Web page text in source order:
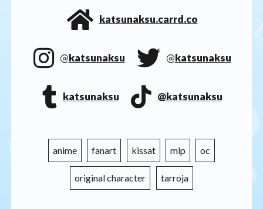
katsunaksu.carrd.co
@katsunaksu @katsunaksu
katsunaksu @katsunaksu
anime fanart kissat mlp oc
original character tarroja